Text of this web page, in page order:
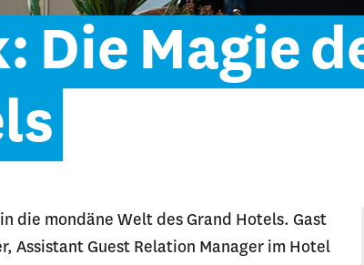
Die Magie
die mondäne Welt des Grand Hotels. Gast
Assistant Guest Relation Manager im Hotel